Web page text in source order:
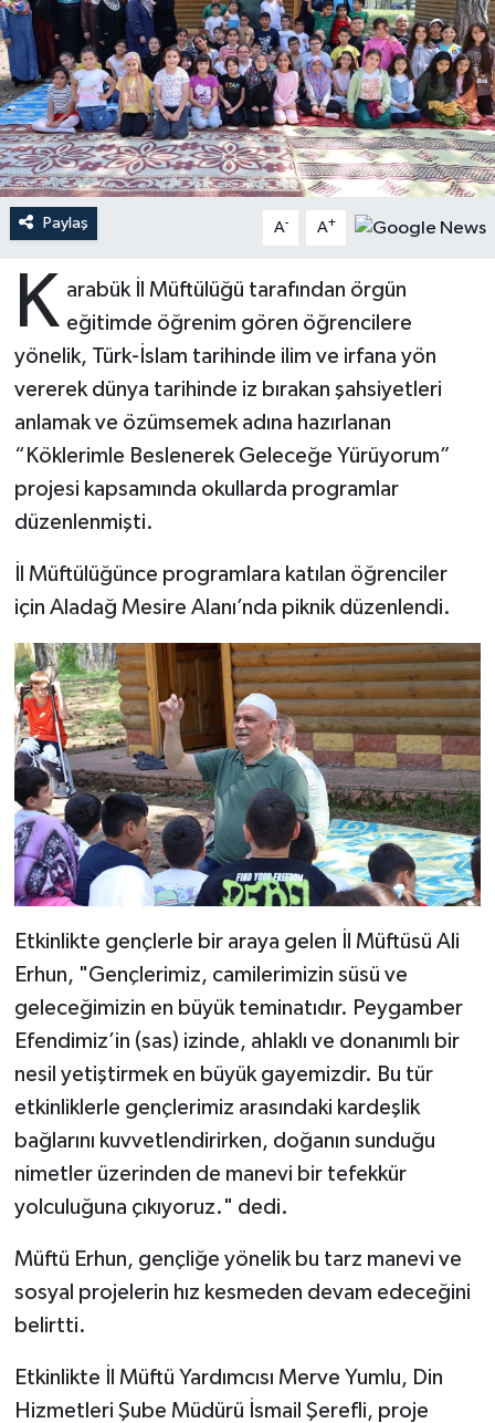
Paylaş A- A+
K arabük İl Müftülüğü tarafından örgün
eğitimde öğrenim gören öğrencilere
yönelik, Türk-İslam tarihinde ilim ve irfana yön
vererek dünya tarihinde iz bırakan şahsiyetleri
anlamak ve özümsemek adına hazırlanan
“Köklerimle Beslenerek Geleceğe Yürüyorum”
projesi kapsamında okullarda programlar
düzenlenmişti.
İl Müftülüğünce programlara katılan öğrenciler
için Aladağ Mesire Alanı’nda piknik düzenlendi.
Etkinlikte gençlerle bir araya gelen İl Müftüsü Ali
Erhun, "G​ençlerimiz, camilerimizin süsü ve
geleceğimizin en büyük teminatıdır. Peygamber
Efendimiz’in (sas) izinde, ahlaklı ve donanımlı bir
nesil yetiştirmek en büyük gayemizdir. Bu tür
etkinliklerle gençlerimiz arasındaki kardeşlik
bağlarını kuvvetlendirirken, doğanın sunduğu
nimetler üzerinden de manevi bir tefekkür
yolculuğuna çıkıyoruz." dedi.
Müftü Erhun, gençliğe yönelik bu tarz manevi ve
sosyal projelerin hız kesmeden devam edeceğini
belirtti.
Etkinlikte İl Müftü Yardımcısı Merve Yumlu, Din
Hizmetleri Şube Müdürü İsmail Şerefli, proje
Ardahan Müftülüğü
Artvin Müftülüğü
Aydın Müftülüğü
Balıkesir Müftülüğü
Batman Müftülüğü
Bayburt Müftülüğü
Bilecik Müftülüğü
Bingöl Müftülüğü
Bolu Müftülüğü
Burdur Müftülüğü
Bursa Müftülüğü
Çanakkale Müftülüğü
Çankırı Müftülüğü
Çorum Müftülüğü
Denizli Müftülüğü
Diyarbakır Müftülüğü
Düzce Müftülüğü
Edirne Müftülüğü
Elazığ Müftülüğü
Erzincan Müftülüğü
Erzurum Müftülüğü
Eskişehir Müftülüğü
Gaziantep Müftülüğü
Kudüs
Kurban
Mukabele
Peygamberimizin Hayatı
Sahabeler
Zekat
Hutbeler
DİYANET AKADEMİ
DİYANET GENÇLİK
DİYANET RADYO/TV
Dünya
Eğitim
Kültür-Sanat
Aile
Makaleler
Ekonomi
Duyurular
Podcast
Bilim, Teknoloji
Biyografiler
Diyanet TV
İhtida Haberleri